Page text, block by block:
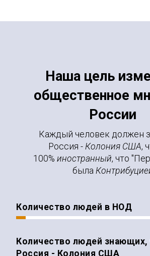
Наша цель
общественное
России
Каждый человек должен
Россия - Колония США,
100% иностранный, что
была
Количество людей в НОД
Количество людей знающих,
Россия - Колония США